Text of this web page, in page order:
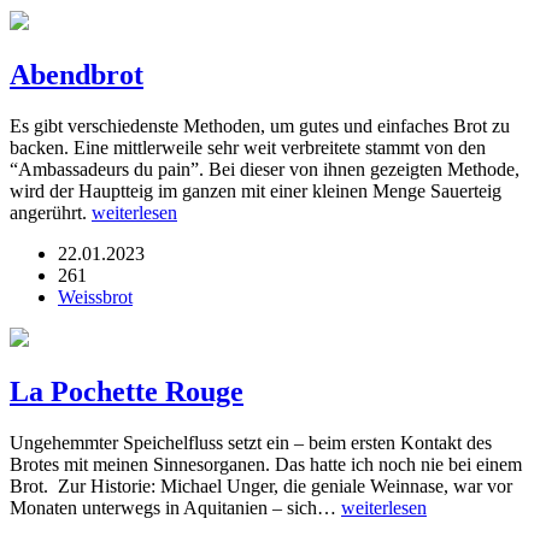
Abendbrot
Es gibt verschiedenste Methoden, um gutes und einfaches Brot zu
backen. Eine mittlerweile sehr weit verbreitete stammt von den
“Ambassadeurs du pain”. Bei dieser von ihnen gezeigten Methode,
wird der Hauptteig im ganzen mit einer kleinen Menge Sauerteig
angerührt. weiterlesen
22.01.2023
261
Weissbrot
La Pochette Rouge
Ungehemmter Speichelfluss setzt ein – beim ersten Kontakt des
Brotes mit meinen Sinnesorganen. Das hatte ich noch nie bei einem
Brot. Zur Historie: Michael Unger, die geniale Weinnase, war vor
Monaten unterwegs in Aquitanien – sich… weiterlesen